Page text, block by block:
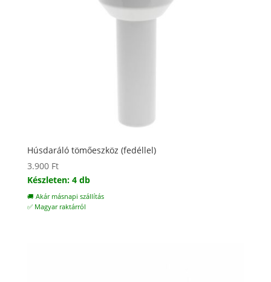
Húsdaráló tömőeszköz (fedéllel)
3.900 Ft
Készleten: 4 db
🚚 Akár másnapi szállítás
✅ Magyar raktárról